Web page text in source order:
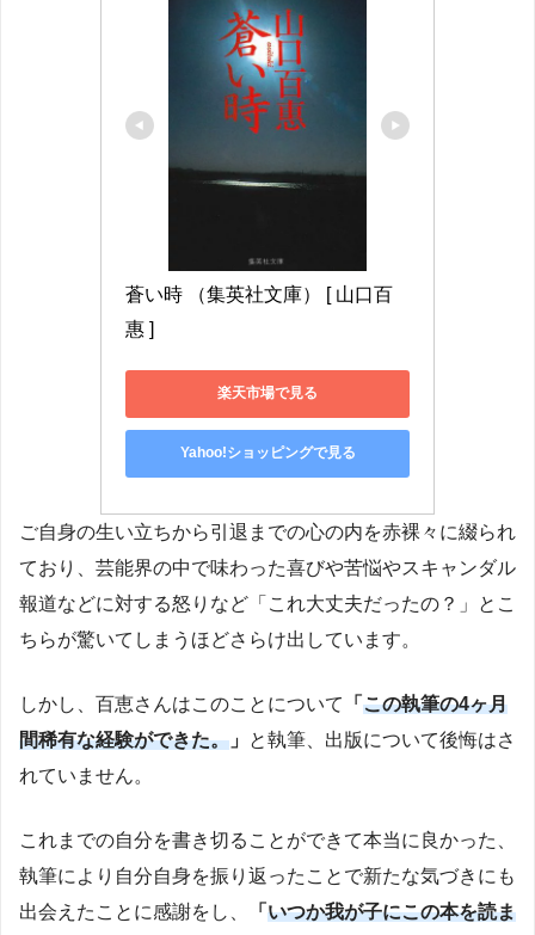
蒼い時 （集英社文庫） [ 山口百
惠 ]
楽天市場で見る
Yahoo!ショッピングで見る
ご自身の生い立ちから引退までの心の内を赤裸々に綴られ
ており、芸能界の中で味わった喜びや苦悩やスキャンダル
報道などに対する怒りなど「これ大丈夫だったの？」とこ
ちらが驚いてしまうほどさらけ出しています。
しかし、百恵さんはこのことについて 「 この執筆の4ヶ月
間稀有な経験ができた。 」 と執筆、出版について後悔はさ
れていません。
これまでの自分を書き切ることができて本当に良かった、
執筆により自分自身を振り返ったことで新たな気づきにも
出会えたことに感謝をし、
「 いつか我が子にこの本を読ま